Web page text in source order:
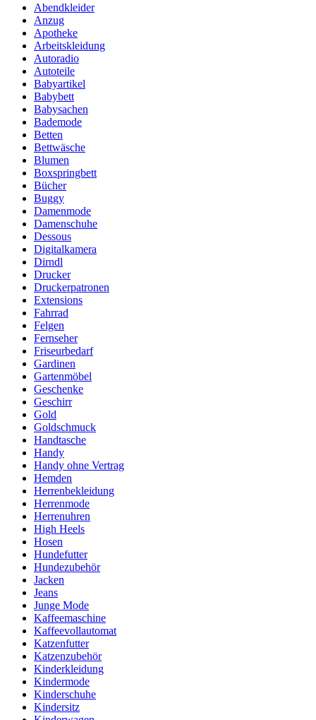
Abendkleider
Anzug
Apotheke
Arbeitskleidung
Autoradio
Autoteile
Babyartikel
Babybett
Babysachen
Bademode
Betten
Bettwäsche
Blumen
Boxspringbett
Bücher
Buggy
Damenmode
Damenschuhe
Dessous
Digitalkamera
Dirndl
Drucker
Druckerpatronen
Extensions
Fahrrad
Felgen
Fernseher
Friseurbedarf
Gardinen
Gartenmöbel
Geschenke
Geschirr
Gold
Goldschmuck
Handtasche
Handy
Handy ohne Vertrag
Hemden
Herrenbekleidung
Herrenmode
Herrenuhren
High Heels
Hosen
Hundefutter
Hundezubehör
Jacken
Jeans
Junge Mode
Kaffeemaschine
Kaffeevollautomat
Katzenfutter
Katzenzubehör
Kinderkleidung
Kindermode
Kinderschuhe
Kindersitz